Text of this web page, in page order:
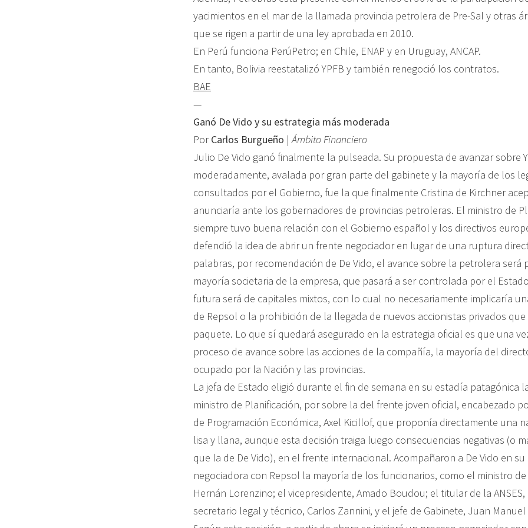
yacimientos en el mar de la llamada provincia petrolera de Pre-Sal y otras
que se rigen a partir de una ley aprobada en 2010.
En Perú funciona PerúPetro; en Chile, ENAP y en Uruguay, ANCAP.
En tanto, Bolivia reestatalizó YPFB y también renegoció los contratos.
BAE
—
Ganó De Vido y su estrategia más moderada
PorCarlos Burgueño |Ámbito Financiero
Julio De Vido ganó finalmente la pulseada. Su propuesta de avanzar sobre
moderadamente, avalada por gran parte del gabinete y la mayoría de los
consultados por el Gobierno, fue la que finalmente Cristina de Kirchner
anunciaría ante los gobernadores de provincias petroleras. El ministro de
siempre tuvo buena relación con el Gobierno español y los directivos
defendió la idea de abrir un frente negociador en lugar de una ruptura
palabras, por recomendación de De Vido, el avance sobre la petrolera será
mayoría societaria de la empresa, que pasará a ser controlada por el
futura será de capitales mixtos, con lo cual no necesariamente implicaría
de Repsol o la prohibición de la llegada de nuevos accionistas privados
paquete. Lo que sí quedará asegurado en la estrategia oficial es que una
proceso de avance sobre las acciones de la compañía, la mayoría del
ocupado por la Nación y las provincias.
La jefa de Estado eligió durante el fin de semana en su estadía patagónica
ministro de Planificación, por sobre la del frente joven oficial, encabezado
de Programación Económica, Axel Kicillof, que proponía directamente una
lisa y llana, aunque esta decisión traiga luego consecuencias negativas (o
que la de De Vido), en el frente internacional. Acompañaron a De Vido en
negociadora con Repsol la mayoría de los funcionarios, como el ministro
Hernán Lorenzino; el vicepresidente, Amado Boudou; el titular de la ANSES,
secretario legal y técnico, Carlos Zannini, y el jefe de Gabinete, Juan